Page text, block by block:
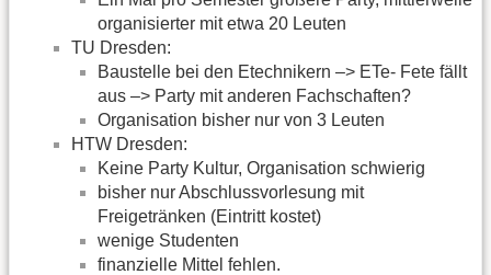
organisierter mit etwa 20 Leuten
TU Dresden:
Baustelle bei den Etechnikern –> ETe- Fete fällt
aus –> Party mit anderen Fachschaften?
Organisation bisher nur von 3 Leuten
HTW Dresden:
Keine Party Kultur, Organisation schwierig
bisher nur Abschlussvorlesung mit
Freigetränken (Eintritt kostet)
wenige Studenten
finanzielle Mittel fehlen.